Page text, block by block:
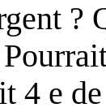
?
4 e